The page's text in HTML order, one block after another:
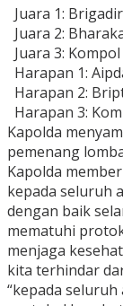
Juara 1:
Juara 2:
Juara 3:
Harapan 1:
Harapan 2:
Harapan 3:
Kapolda
pemenang
Kapolda
kepada seluruh
dengan baik
mematuhi
menjaga
kita terhindar
“kepada